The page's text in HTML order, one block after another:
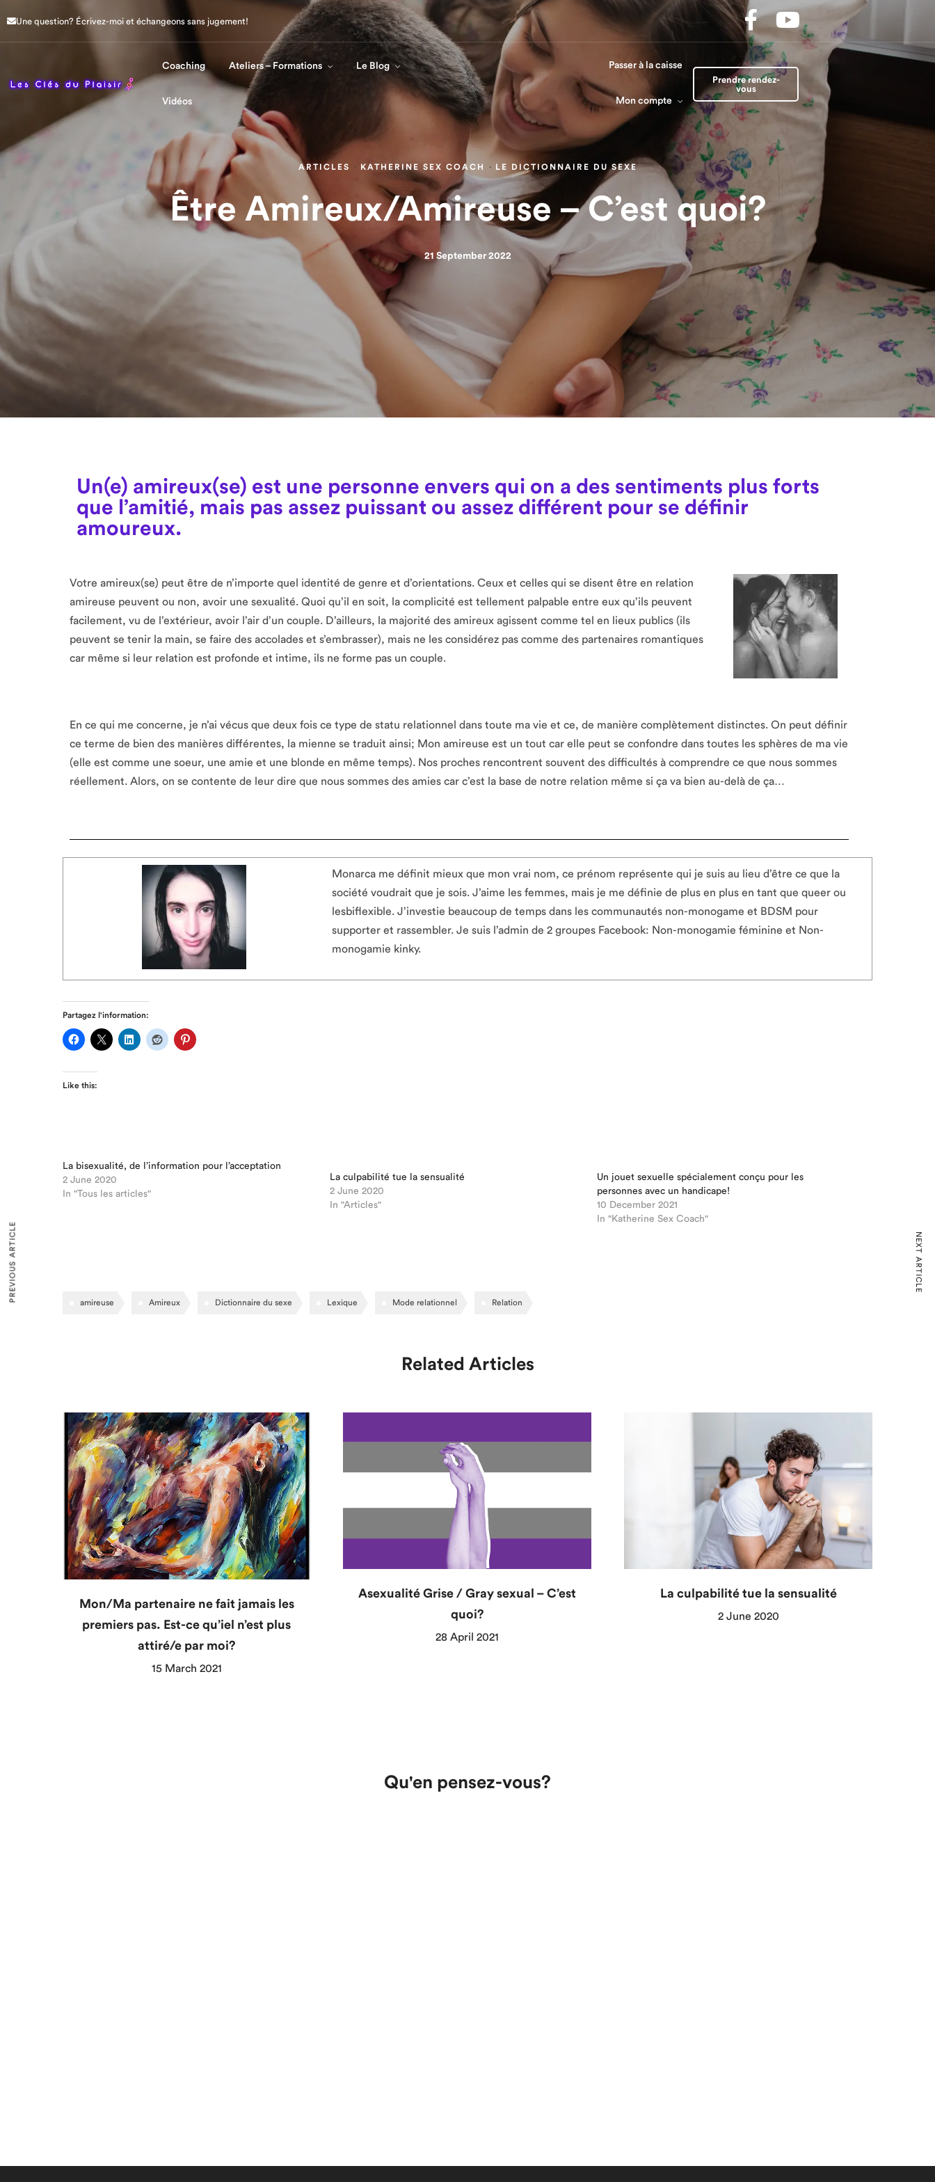
Une question? Écrivez-moi et échangeons sans jugement!
Coaching Ateliers – Formations Le Blog
Vidéos
Passer à la caisse
Mon compte
Prendre rendez-
vous
Mon compte
Prendre rendez-
vous​
ARTICLES · KATHERINE SEX COACH · LE DICTIONNAIRE DU SEXE
Être Amireux/Amireuse – C’est quoi?
21 September 2022
Un(e) amireux(se) est une personne envers qui on a des sentiments plus forts
que l’amitié, mais pas assez puissant ou assez différent pour se définir
amoureux.
Votre amireux(se) peut être de n’importe quel identité de genre et d’orientations. Ceux et celles qui se disent être en relation
amireuse peuvent ou non, avoir une sexualité. Quoi qu’il en soit, la complicité est tellement palpable entre eux qu’ils peuvent
facilement, vu de l’extérieur, avoir l’air d’un couple. D’ailleurs, la majorité des amireux agissent comme tel en lieux publics (ils
peuvent se tenir la main, se faire des accolades et s’embrasser), mais ne les considérez pas comme des partenaires romantiques
car même si leur relation est profonde et intime, ils ne forme pas un couple.
En ce qui me concerne, je n’ai vécus que deux fois ce type de statu relationnel dans toute ma vie et ce, de manière complètement distinctes. On peut définir
ce terme de bien des manières différentes, la mienne se traduit ainsi; Mon amireuse est un tout car elle peut se confondre dans toutes les sphères de ma vie
(elle est comme une soeur, une amie et une blonde en même temps). Nos proches rencontrent souvent des difficultés à comprendre ce que nous sommes
réellement. Alors, on se contente de leur dire que nous sommes des amies car c’est la base de notre relation même si ça va bien au-delà de ça…
Monarca me définit mieux que mon vrai nom, ce prénom représente qui je suis au lieu d’être ce que la
société voudrait que je sois. J’aime les femmes, mais je me définie de plus en plus en tant que queer ou
lesbiflexible. J’investie beaucoup de temps dans les communautés non-monogame et BDSM pour
supporter et rassembler. Je suis l’admin de 2 groupes Facebook: Non-monogamie féminine et Non-
monogamie kinky.
Partagez l'information:
Like this:
La bisexualité, de l’information pour l’acceptation
2 June 2020
In "Tous les articles"
La culpabilité tue la sensualité
2 June 2020
In "Articles"
Un jouet sexuelle spécialement conçu pour les
personnes avec un handicape!
10 December 2021
In "Katherine Sex Coach"
amireuse Amireux Dictionnaire du sexe Lexique Mode relationnel Relation
Related Articles
Mon/Ma partenaire ne fait jamais les
premiers pas. Est-ce qu’iel n’est plus
attiré/e par moi?
15 March 2021
Asexualité Grise / Gray sexual – C’est
quoi?
28 April 2021
La culpabilité tue la sensualité
2 June 2020
Qu'en pensez-vous?
PREVIOUS ARTICLE NEXT ARTICLE